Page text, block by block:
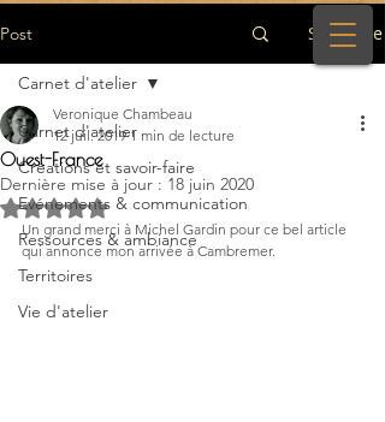
Post S'inscrire
Carnet d'atelier
Créations et savoir-faire
Evénements & communication
Ressources & ambiance
Territoires
Vie d'atelier
Carnet d'atelier
Ouest-France
Veronique Chambeau
12 juil. 2019 1 min de lecture
Dernière mise à jour : 18 juin 2020
Noté NaN étoiles sur 5.
Un grand merci à Michel Gardin pour ce bel article
qui annonce mon arrivée à Cambremer.